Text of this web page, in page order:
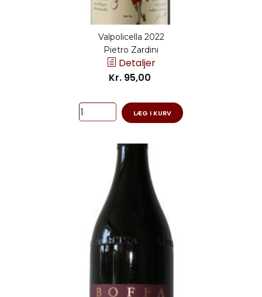
Valpolicella 2022
Pietro Zardini
Detaljer
Kr. 95,00
LÆG I KURV